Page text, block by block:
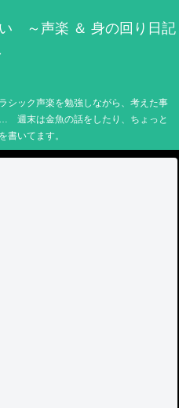
～声楽 ＆ 身の回り日記
シック声楽を勉強しながら、考えた事
週末は金魚の話をしたり、ちょっと
書いてます。